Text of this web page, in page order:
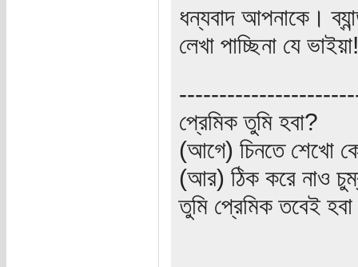
ধন্যবাদ আপনাকে।
লেখা পাচ্ছিনা যে ভাইয়া!
প্রেমিক তুমি হবা?
(আগে) চিনতে শেখো
(আর) ঠিক করে নাও
তুমি প্রেমিক তবেই